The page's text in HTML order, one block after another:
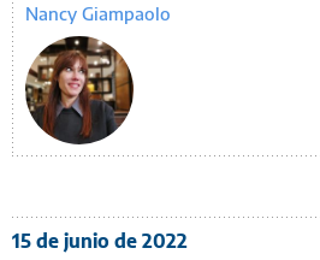
Nancy Giampaolo
15 de junio de 2022